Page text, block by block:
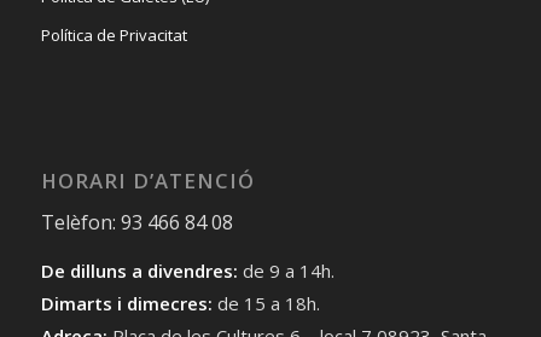
Política de Privacitat
HORARI D’ATENCIÓ
Telèfon: 93 466 84 08
De dilluns a divendres: de 9 a 14h.
Dimarts i dimecres: de 15 a 18h.